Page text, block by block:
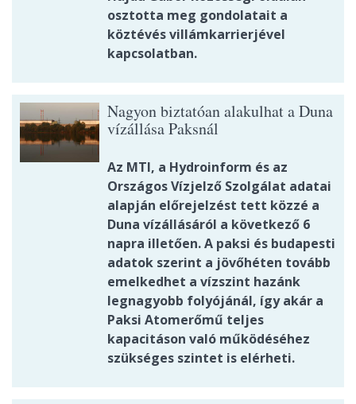
osztotta meg gondolatait a
köztévés villámkarrierjével
kapcsolatban.
Nagyon biztatóan alakulhat a Duna
vízállása Paksnál
Az MTI, a Hydroinform és az
Országos Vízjelző Szolgálat adatai
alapján előrejelzést tett közzé a
Duna vízállásáról a következő 6
napra illetően. A paksi és budapesti
adatok szerint a jövőhéten tovább
emelkedhet a vízszint hazánk
legnagyobb folyójánál, így akár a
Paksi Atomerőmű teljes
kapacitáson való működéséhez
szükséges szintet is elérheti.